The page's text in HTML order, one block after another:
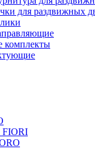
для раздвижных
комплекты
FIORI